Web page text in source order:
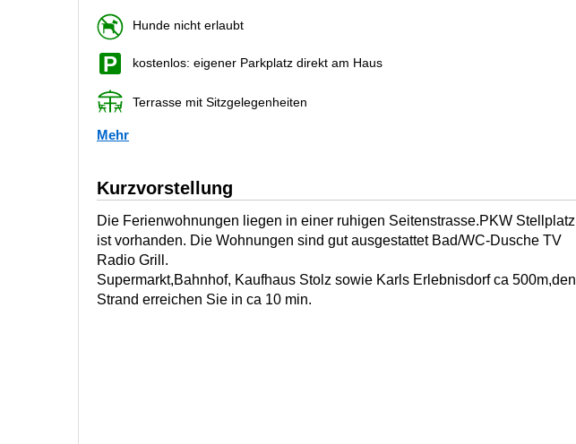
Hunde nicht erlaubt
kostenlos: eigener Parkplatz direkt am Haus
Terrasse mit Sitzgelegenheiten
Mehr
Kurzvorstellung
Die Ferienwohnungen liegen in einer ruhigen Seitenstrasse.PKW Stellplatz
ist vorhanden. Die Wohnungen sind gut ausgestattet Bad/WC-Dusche TV
Radio Grill.
Supermarkt,Bahnhof, Kaufhaus Stolz sowie Karls Erlebnisdorf ca 500m,den
Strand erreichen Sie in ca 10 min.